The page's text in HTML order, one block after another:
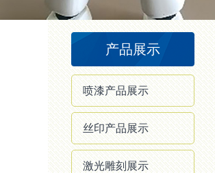
产品展示
喷漆产品展示
丝印产品展示
激光雕刻展示